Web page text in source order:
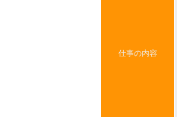
仕事の内容